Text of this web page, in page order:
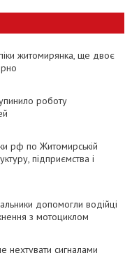
житомирянка, ще двоє
роботу
рф по Житомирській
підприємства і
допомогли водійці
з мотоциклом
нехтувати сигналами